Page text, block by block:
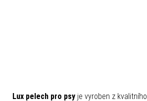
Lux pelech pro psy je vyroben z kvalitního